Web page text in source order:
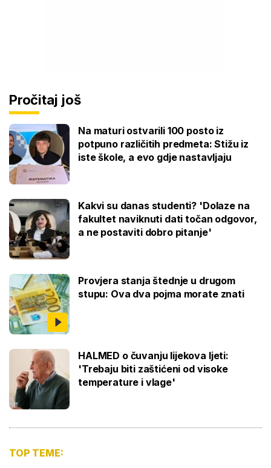
Pročitaj još
Na maturi ostvarili 100 posto iz
potpuno različitih predmeta: Stižu iz
iste škole, a evo gdje nastavljaju
Kakvi su danas studenti? 'Dolaze na
fakultet naviknuti dati točan odgovor,
a ne postaviti dobro pitanje'
Provjera stanja štednje u drugom
stupu: Ova dva pojma morate znati
HALMED o čuvanju lijekova ljeti:
'Trebaju biti zaštićeni od visoke
temperature i vlage'
TOP TEME: